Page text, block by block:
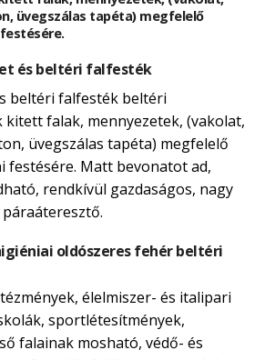
üvegszálas tapéta) megfelelő
és beltéri falfesték
beltéri falfesték beltéri
kitett falak, mennyezetek, (vakolat,
üvegszálas tapéta) megfelelő
festésére. Matt bevonatot ad,
rendkívül gazdaságos, nagy
oldószeres fehér beltéri
élelmiszer- és italipari
sportlétesítmények,
falainak mosható, védő- és